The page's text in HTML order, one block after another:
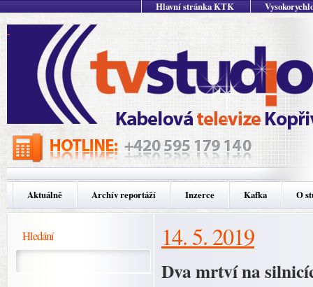
Hlavní stránka KTK
Aktuálně Archív reportáží Inzerce Kafka O
Hledání 14. 5. 2019
Dva mrtví na